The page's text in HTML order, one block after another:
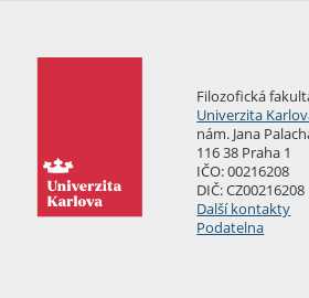
Filozofická
Univerzita
nám. Jana
116 38 Praha 1
IČO: 00216208
DIČ: CZ00216208
Další kontakty
Podatelna